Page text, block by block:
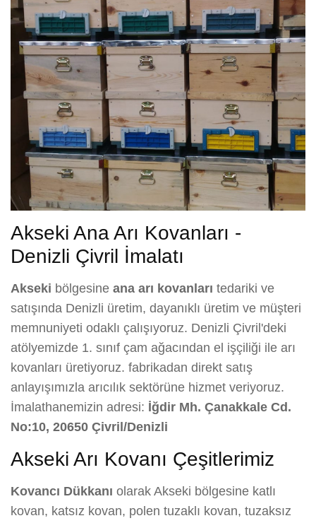
Akseki Ana Arı Kovanları -
Denizli Çivril İmalatı
Akseki bölgesine ana arı kovanları tedariki ve
satışında Denizli üretim, dayanıklı üretim ve müşteri
memnuniyeti odaklı çalışıyoruz. Denizli Çivril'deki
atölyemizde 1. sınıf çam ağacından el işçiliği ile arı
kovanları üretiyoruz. fabrikadan direkt satış
anlayışımızla arıcılık sektörüne hizmet veriyoruz.
İmalathanemizin adresi: İğdir Mh. Çanakkale Cd.
No:10, 20650 Çivril/Denizli
Akseki Arı Kovanı Çeşitlerimiz
Kovancı Dükkanı olarak Akseki bölgesine katlı
kovan, katsız kovan, polen tuzaklı kovan, tuzaksız